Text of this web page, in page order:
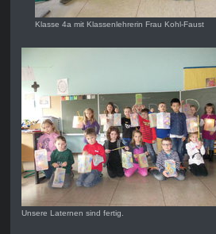
Klasse 4a mit Klassenlehrerin Frau Kohl-Faust
Unsere Laternen sind fertig.